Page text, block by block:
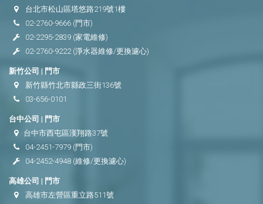
台北市松山區塔悠路219號1樓
02-2760-9666 (門市)
02-2295-2839 (家電維修)
02-2760-9222(淨水器維修/更換濾心)
新竹公司 | 門市
新竹縣竹北市縣政三街136號
03-656-0101
台中公司 | 門市
台中市西屯區漢翔路37號
04-2451-7979 (門市)
04-2452-4948 (維修/更換濾心)
高雄公司 | 門市
高雄市左營區重立路511號